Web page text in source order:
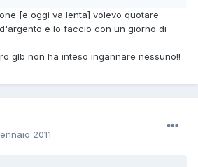
[e oggi va lenta] volevo quotare
e lo faccio con un giorno di
glb non ha inteso ingannare nessuno!!
2011